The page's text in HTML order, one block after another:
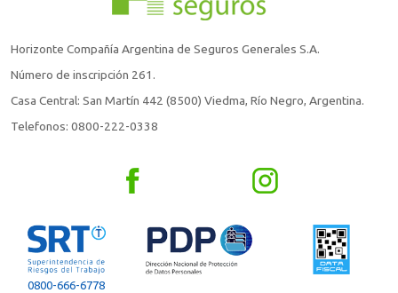
Horizonte Compañía Argentina de Seguros Generales S.A.
Número de inscripción 261.
Casa Central: San Martín 442 (8500) Viedma, Río Negro, Argentina.
Telefonos: 0800-222-0338
0800-666-6778